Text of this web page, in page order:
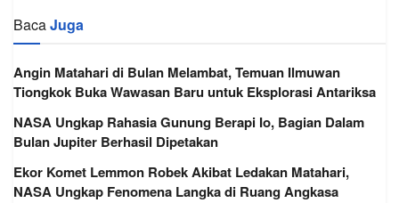
BacaJuga
Angin Matahari di Bulan Melambat, Temuan Ilmuwan
Tiongkok Buka Wawasan Baru untuk Eksplorasi Antariksa
NASA Ungkap Rahasia Gunung Berapi Io, Bagian Dalam
Bulan Jupiter Berhasil Dipetakan
Ekor Komet Lemmon Robek Akibat Ledakan Matahari,
NASA Ungkap Fenomena Langka di Ruang Angkasa